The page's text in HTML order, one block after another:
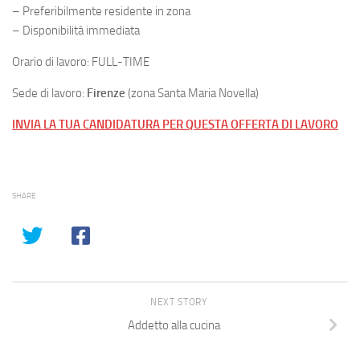
– Preferibilmente residente in zona
– Disponibilità immediata
Orario di lavoro: FULL-TIME
Sede di lavoro: Firenze (zona Santa Maria Novella)
INVIA LA TUA CANDIDATURA PER QUESTA OFFERTA DI LAVORO
SHARE
NEXT STORY
Addetto alla cucina